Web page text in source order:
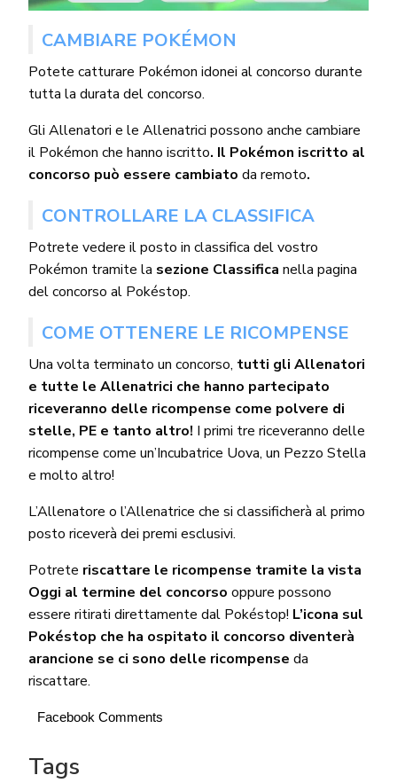
CAMBIARE POKÉMON
Potete catturare Pokémon idonei al concorso durante
tutta la durata del concorso.
Gli Allenatori e le Allenatrici possono anche cambiare
il Pokémon che hanno iscritto. Il Pokémon iscritto al
concorso può essere cambiatoda remoto.
CONTROLLARE LA CLASSIFICA
Potrete vedere il posto in classifica del vostro
Pokémon tramite la sezione Classifica nella pagina
del concorso al Pokéstop.
COME OTTENERE LE RICOMPENSE
Una volta terminato un concorso, tutti gli Allenatori
e tutte le Allenatrici che hanno partecipato
riceveranno delle ricompense come polvere di
stelle, PE e tanto altro! I primi tre riceveranno delle
ricompense come un’Incubatrice Uova, un Pezzo Stella
e molto altro!
L’Allenatore o l’Allenatrice che si classificherà al primo
posto riceverà dei premi esclusivi.
Potrete riscattare le ricompense tramite la vista
Oggi al termine del concorso oppure possono
essere ritirati direttamente dal Pokéstop! L’icona sul
Pokéstop che ha ospitato il concorso diventerà
arancione se ci sono delle ricompense da
riscattare.
Facebook Comments
Tags